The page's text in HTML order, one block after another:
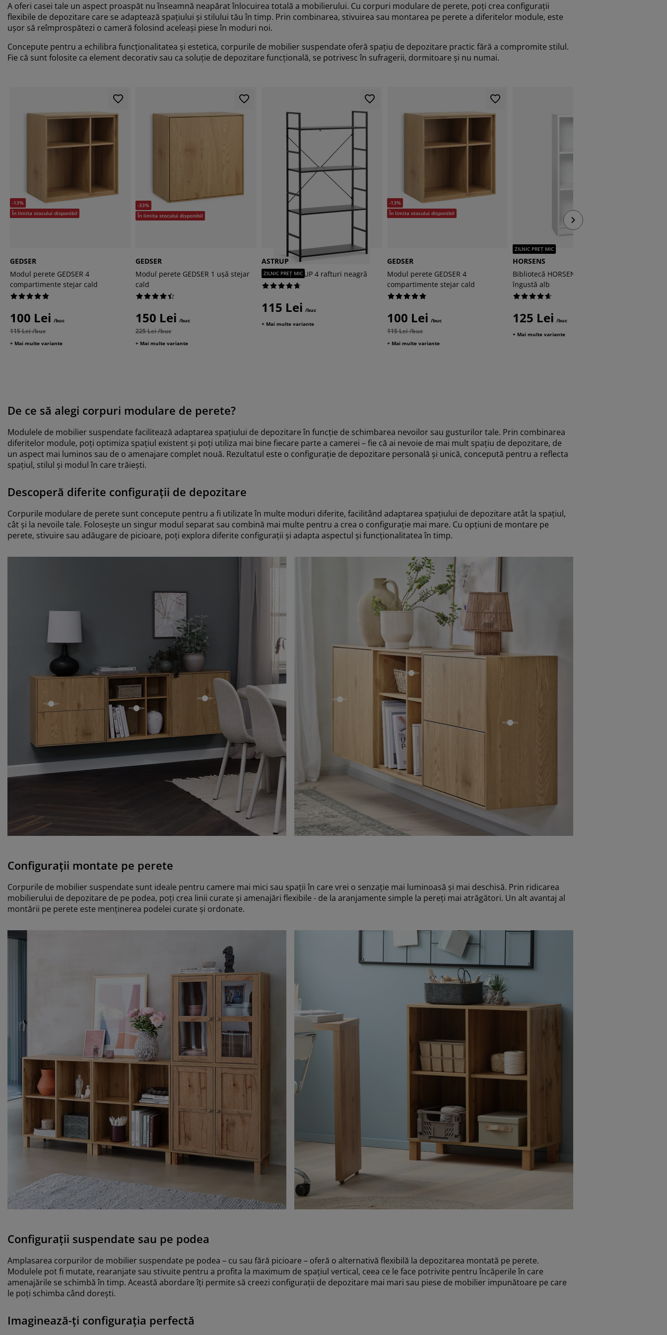
A oferi casei tale un aspect proaspăt nu înseamnă neapărat înlocuirea totală a mobilierului. Cu corpuri modulare de perete, poți crea configurații
flexibile de depozitare care se adaptează spațiului și stilului tău în timp. Prin combinarea, stivuirea sau montarea pe perete a diferitelor module, este
ușor să reîmprospătezi o cameră folosind aceleași piese în moduri noi.
Concepute pentru a echilibra funcționalitatea și estetica, corpurile de mobilier suspendate oferă spațiu de depozitare practic fără a compromite stilul.
Fie că sunt folosite ca element decorativ sau ca soluție de depozitare funcțională, se potrivesc în sufragerii, dormitoare și nu numai.
-13%
În limita stocului disponibil
GEDSER
Modul perete GEDSER 4
compartimente stejar cald
100 Lei /buc
115 Lei /buc
+ Mai multe variante
-33%
În limita stocului disponibil
GEDSER
Modul perete GEDSER 1 ușă stejar
cald
150 Lei /buc
225 Lei /buc
+ Mai multe variante
ZILNIC PREȚ MIC
ASTRUP
Etajeră ASTRUP 4 rafturi neagră
115 Lei /buc
+ Mai multe variante
-13%
În limita stocului disponibil
GEDSER
Modul perete GEDSER 4
compartimente stejar cald
100 Lei /buc
115 Lei /buc
+ Mai multe variante
ZILNIC PREȚ MIC
HORSENS
Bibliotecă HORSENS 3 rafturi
îngustă alb
125 Lei /buc
+ Mai multe variante
De ce să alegi corpuri modulare de perete?
Modulele de mobilier suspendate facilitează adaptarea spațiului de depozitare în funcție de schimbarea nevoilor sau gusturilor tale. Prin combinarea
diferitelor module, poți optimiza spațiul existent și poți utiliza mai bine fiecare parte a camerei – fie că ai nevoie de mai mult spațiu de depozitare, de
un aspect mai luminos sau de o amenajare complet nouă. Rezultatul este o configurație de depozitare personală și unică, concepută pentru a reflecta
spațiul, stilul și modul în care trăiești.
Descoperă diferite configurații de depozitare
Corpurile modulare de perete sunt concepute pentru a fi utilizate în multe moduri diferite, facilitând adaptarea spațiului de depozitare atât la spațiul,
cât și la nevoile tale. Folosește un singur modul separat sau combină mai multe pentru a crea o configurație mai mare. Cu opțiuni de montare pe
perete, stivuire sau adăugare de picioare, poți explora diferite configurații și adapta aspectul și funcționalitatea în timp.
open open
open open
open
open
Configurații montate pe perete
Corpurile de mobilier suspendate sunt ideale pentru camere mai mici sau spații în care vrei o senzație mai luminoasă și mai deschisă. Prin ridicarea
mobilierului de depozitare de pe podea, poți crea linii curate și amenajări flexibile - de la aranjamente simple la pereți mai atrăgători. Un alt avantaj al
montării pe perete este menținerea podelei curate și ordonate.
Configurații suspendate sau pe podea
Amplasarea corpurilor de mobilier suspendate pe podea – cu sau fără picioare – oferă o alternativă flexibilă la depozitarea montată pe perete.
Modulele pot fi mutate, rearanjate sau stivuite pentru a profita la maximum de spațiul vertical, ceea ce le face potrivite pentru încăperile în care
amenajările se schimbă în timp. Această abordare îți permite să creezi configurații de depozitare mai mari sau piese de mobilier impunătoare pe care
le poți schimba când dorești.
Imaginează-ți configurația perfectă